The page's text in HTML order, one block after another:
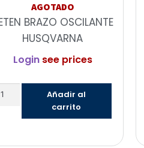
AGOTADO
BRAZO OSCILANTE
HUSQVARNA
Loginsee prices
Añadir al
carrito